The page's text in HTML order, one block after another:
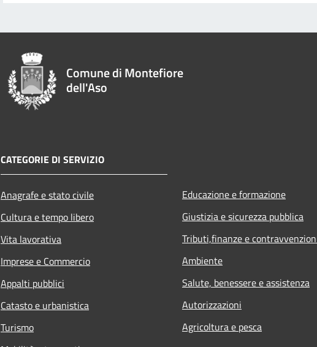
Comune di Montefiore
dell'Aso
CATEGORIE DI SERVIZIO
Anagrafe e stato civile
Cultura e tempo libero
Vita lavorativa
Imprese e Commercio
Appalti pubblici
Catasto e urbanistica
Turismo
Educazione e formazione
Giustizia e sicurezza pubblica
Tributi,finanze e
Ambiente
Salute, benessere e assistenza
Autorizzazioni
Agricoltura e pesca